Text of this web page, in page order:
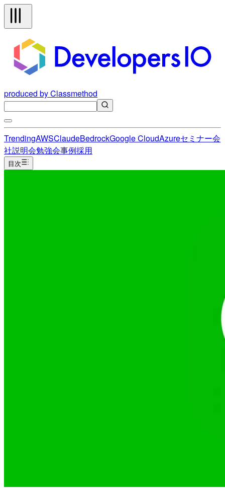
produced by Classmethod
TrendingAWSClaudeBedrockGoogle CloudAzureセミナー会
社説明会勉強会事例採用
目次